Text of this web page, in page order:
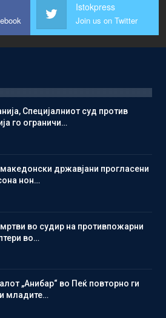
Istokpress
Join us on Twitter
Специјалниот суд против
го ограничи…
државјани прогласени
нон…
во судир на противпожарни
во…
„Анибар“ во Пеќ повторно ги
младите…